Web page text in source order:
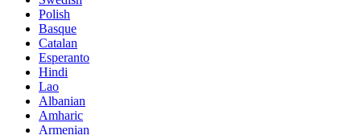
Polish
Basque
Catalan
Esperanto
Hindi
Lao
Albanian
Amharic
Armenian